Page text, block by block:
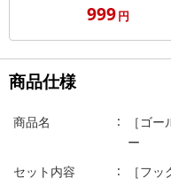
999円
商品仕様
商品名
［ゴ
ー
セット内容
［フ